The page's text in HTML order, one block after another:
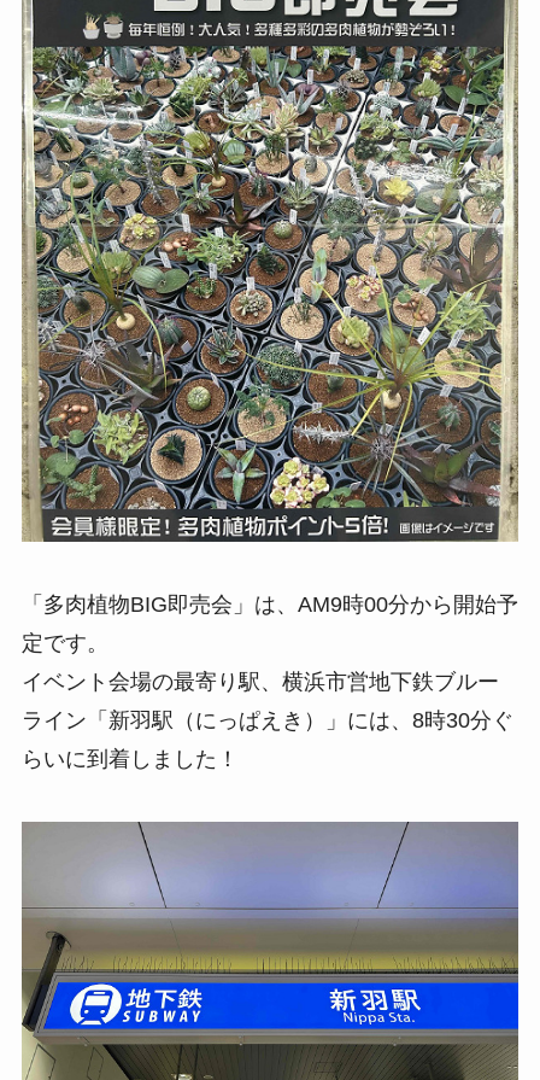
「多肉植物BIG即売会」は、AM9時00分から開始予
定です。
イベント会場の最寄り駅、横浜市営地下鉄ブルー
ライン「新羽駅（にっぱえき）」には、8時30分ぐ
らいに到着しました！